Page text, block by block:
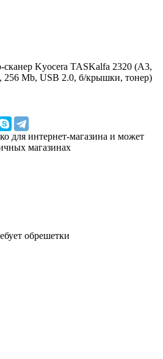
Kyocera TASKalfa 2320 (A3,
256 Mb, USB 2.0, б/крышки, тонер)
для интернет-магазина и может
магазинах
обрешетки